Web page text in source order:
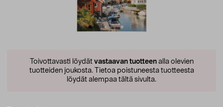
Toivottavasti löydät vastaavan tuotteenalla olevien
tuotteiden joukosta. Tietoa poistuneesta tuotteesta
löydät alempaa tältä sivulta.